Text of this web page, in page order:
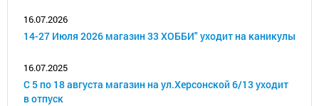
16.07.2026
14-27 Июля 2026 магазин 33 ХОББИ" уходит на каникулы
16.07.2025
С 5 по 18 августа магазин на ул.Херсонской 6/13 уходит
в отпуск